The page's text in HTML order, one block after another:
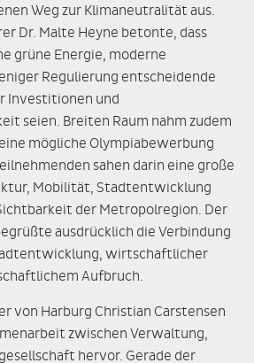
Weg zur Klimaneutralität aus.
Dr. Malte Heyne betonte, dass
grüne Energie, moderne
Regulierung entscheidende
Investitionen und
seien. Breiten Raum nahm zudem
mögliche Olympiabewerbung
sahen darin eine große
Mobilität, Stadtentwicklung
der Metropolregion. Der
ausdrücklich die Verbindung
wirtschaftlicher
Aufbruch.
von Harburg Christian Carstensen
zwischen Verwaltung,
hervor. Gerade der